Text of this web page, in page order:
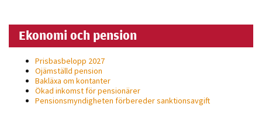
Ekonomi och pension
Prisbasbelopp 2027
Ojämställd pension
Bakläxa om kontanter
Ökad inkomst för pensionärer
Pensionsmyndigheten förbereder sanktionsavgift
surfar ökar du
och erbjudanden.